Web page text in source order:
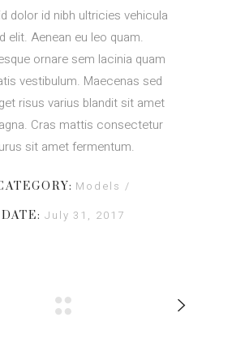
dolor id nibh ultricies vehicula
elit. Aenean eu leo quam.
ornare sem lacinia quam
vestibulum. Maecenas sed
risus varius blandit sit amet
Cras mattis consectetur
sit amet fermentum.
Models
DATE: July 31, 2017